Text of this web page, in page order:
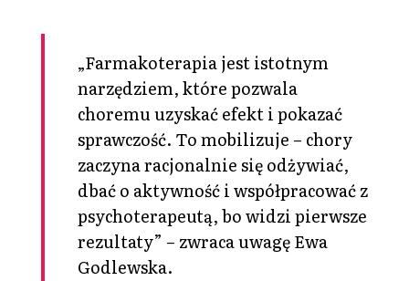
„Farmakoterapia jest istotnym
narzędziem, które pozwala
choremu uzyskać efekt i pokazać
sprawczość. To mobilizuje – chory
zaczyna racjonalnie się odżywiać,
dbać o aktywność i współpracować z
psychoterapeutą, bo widzi pierwsze
rezultaty” – zwraca uwagę Ewa
Godlewska.